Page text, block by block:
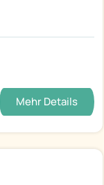
Mehr Details